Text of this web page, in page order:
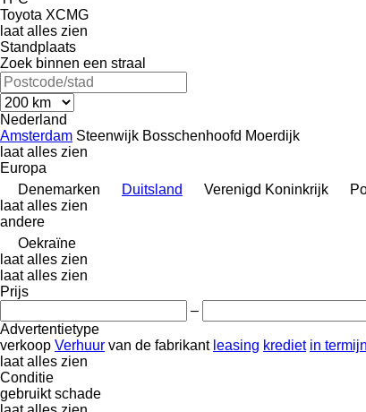
Toyota XCMG
laat alles zien
Standplaats
Zoek binnen een straal
Nederland
Amsterdam Steenwijk Bosschenhoofd Moerdijk
laat alles zien
Europa
Denemarken
Duitsland Verenigd Koninkrijk
laat alles zien
andere
Oekraïne
laat alles zien
laat alles zien
Prijs
–
Advertentietype
verkoop Verhuur van de fabrikant leasing krediet in
laat alles zien
Conditie
gebruikt schade